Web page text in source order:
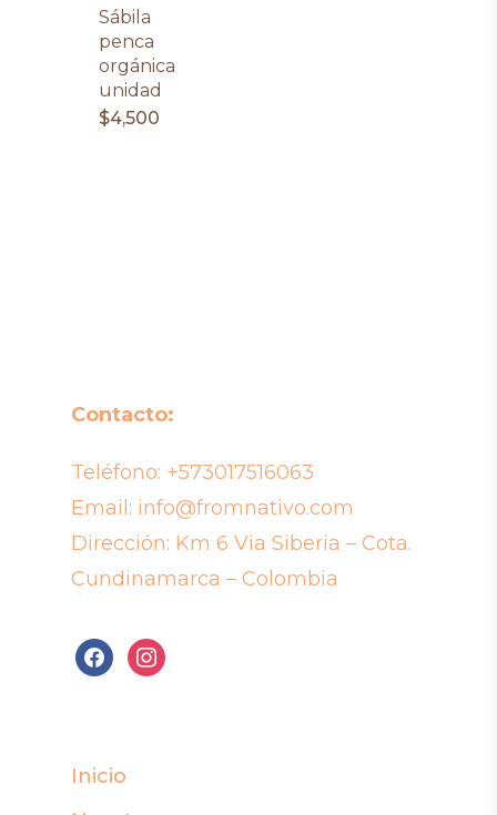
Sábila
penca
orgánica
unidad
$4,500
Contacto:
Teléfono: +573017516063
Email: info@fromnativo.com
Dirección: Km 6 Via Siberia – Cota.
Cundinamarca – Colombia
facebookinstagram
Inicio